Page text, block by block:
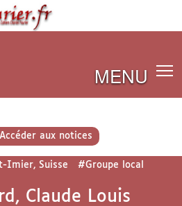
MENU
Accéder aux notices
Imier, Suisse
#Groupe local
Claude Louis